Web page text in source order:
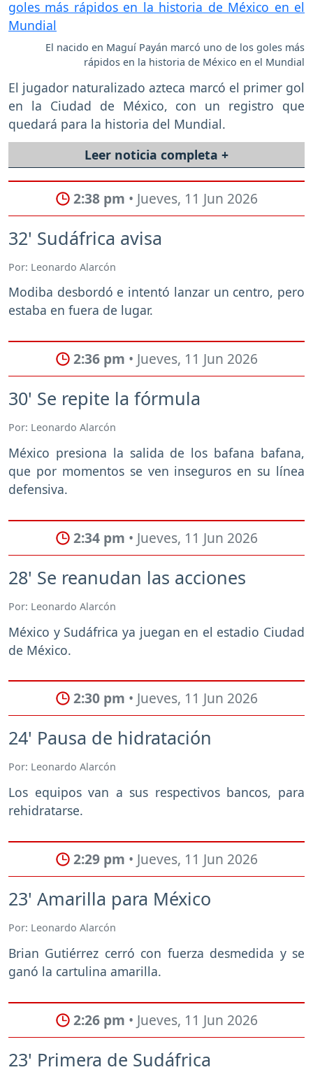
El nacido en Maguí Payán marcó uno de los goles más
rápidos en la historia de México en el Mundial
El jugador naturalizado azteca marcó el primer gol
en la Ciudad de México, con un registro que
quedará para la historia del Mundial.
Leer noticia completa +
2:38 pm • Jueves, 11 Jun 2026
32' Sudáfrica avisa
Por: Leonardo Alarcón
Modiba desbordó e intentó lanzar un centro, pero
estaba en fuera de lugar.
2:36 pm • Jueves, 11 Jun 2026
30' Se repite la fórmula
Por: Leonardo Alarcón
México presiona la salida de los bafana bafana,
que por momentos se ven inseguros en su línea
defensiva.
2:34 pm • Jueves, 11 Jun 2026
28' Se reanudan las acciones
Por: Leonardo Alarcón
México y Sudáfrica ya juegan en el estadio Ciudad
de México.
2:30 pm • Jueves, 11 Jun 2026
24' Pausa de hidratación
Por: Leonardo Alarcón
Los equipos van a sus respectivos bancos, para
rehidratarse.
2:29 pm • Jueves, 11 Jun 2026
23' Amarilla para México
Por: Leonardo Alarcón
Brian Gutiérrez cerró con fuerza desmedida y se
ganó la cartulina amarilla.
2:26 pm • Jueves, 11 Jun 2026
23' Primera de Sudáfrica